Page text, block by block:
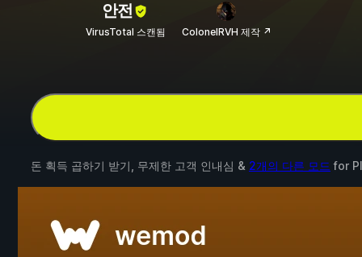
안전
VirusTotal 스캔됨 ColonelRVH 제작 ↗
돈 획득 곱하기 받기, 무제한 고객 인내심 & 2개의 다른 모드 for